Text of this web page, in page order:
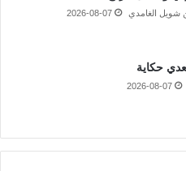
شويل الغامدي 2026-08-07
حكاية
2026-08-07